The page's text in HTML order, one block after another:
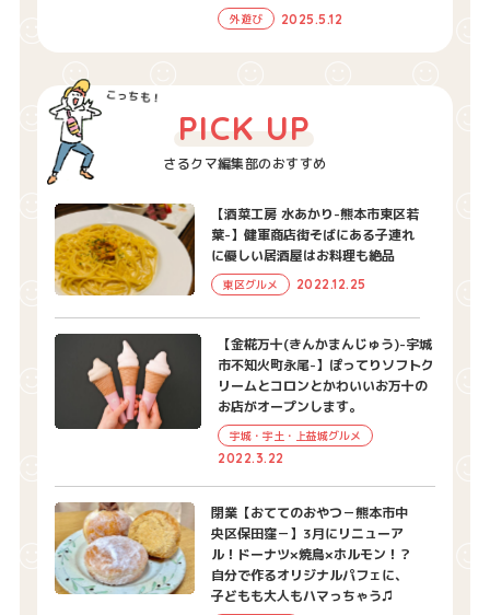
外遊び 2025.5.12
さるクマ編集部のおすすめ
PICK UP
【酒菜工房 水あかり-熊本市東区若
葉-】健軍商店街そばにある子連れ
に優しい居酒屋はお料理も絶品
東区グルメ 2022.12.25
【金椛万十(きんかまんじゅう)-宇城
市不知火町永尾-】ぽってりソフトク
リームとコロンとかわいいお万十の
お店がオープンします。
宇城・宇土・上益城グルメ
2022.3.22
閉業【おててのおやつ－熊本市中
央区保田窪－】3月にリニューア
ル！ドーナツ×焼鳥×ホルモン！？
自分で作るオリジナルパフェに、
子どもも大人もハマっちゃう♫